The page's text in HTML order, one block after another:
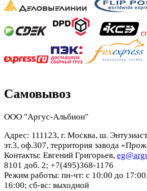
Самовывоз
ООО "Аргус-Альбион"
Адрес: 111123, г. Москва, ш.
эт.3, оф.307, территория завода
Контакты: Евгений Григорьев,
8101 доб. 2; +7(495)368-1176
Режим работы: пн-чт: с 10:00 до
16:00; сб-вс: выходной